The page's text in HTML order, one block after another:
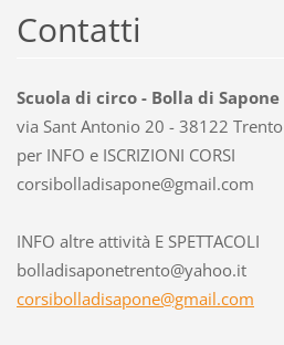
Contatti
Scuola di circo - Bolla di Sapone
via Sant Antonio 20 - 38122 Trento
per INFO e ISCRIZIONI CORSI
corsibolladisapone@gmail.com
INFO altre attività E SPETTACOLI
bolladisaponetrento@yahoo.it
corsibolladisapone@gmail.com